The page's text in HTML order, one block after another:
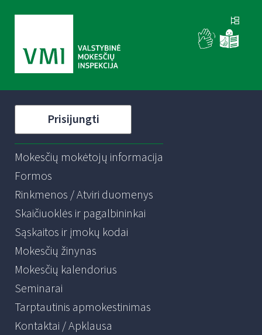
Prisijungti
Mokesčių mokėtojų informacija
Formos
Rinkmenos / Atviri duomenys
Skaičiuoklės ir pagalbininkai
Sąskaitos ir įmokų kodai
Mokesčių žinynas
Mokesčių kalendorius
Seminarai
Tarptautinis apmokestinimas
Kontaktai / Apklausa